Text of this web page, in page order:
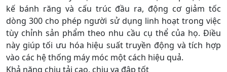
kế bánh răng và cấu trúc đầu ra, động cơ giảm tốc
dòng 300 cho phép người sử dụng linh hoạt trong việc
tùy chỉnh sản phẩm theo nhu cầu cụ thể của họ. Điều
này giúp tối ưu hóa hiệu suất truyền động và tích hợp
vào các hệ thống máy móc một cách hiệu quả.
Khả năng chịu tải cao, chịu va đập tốt